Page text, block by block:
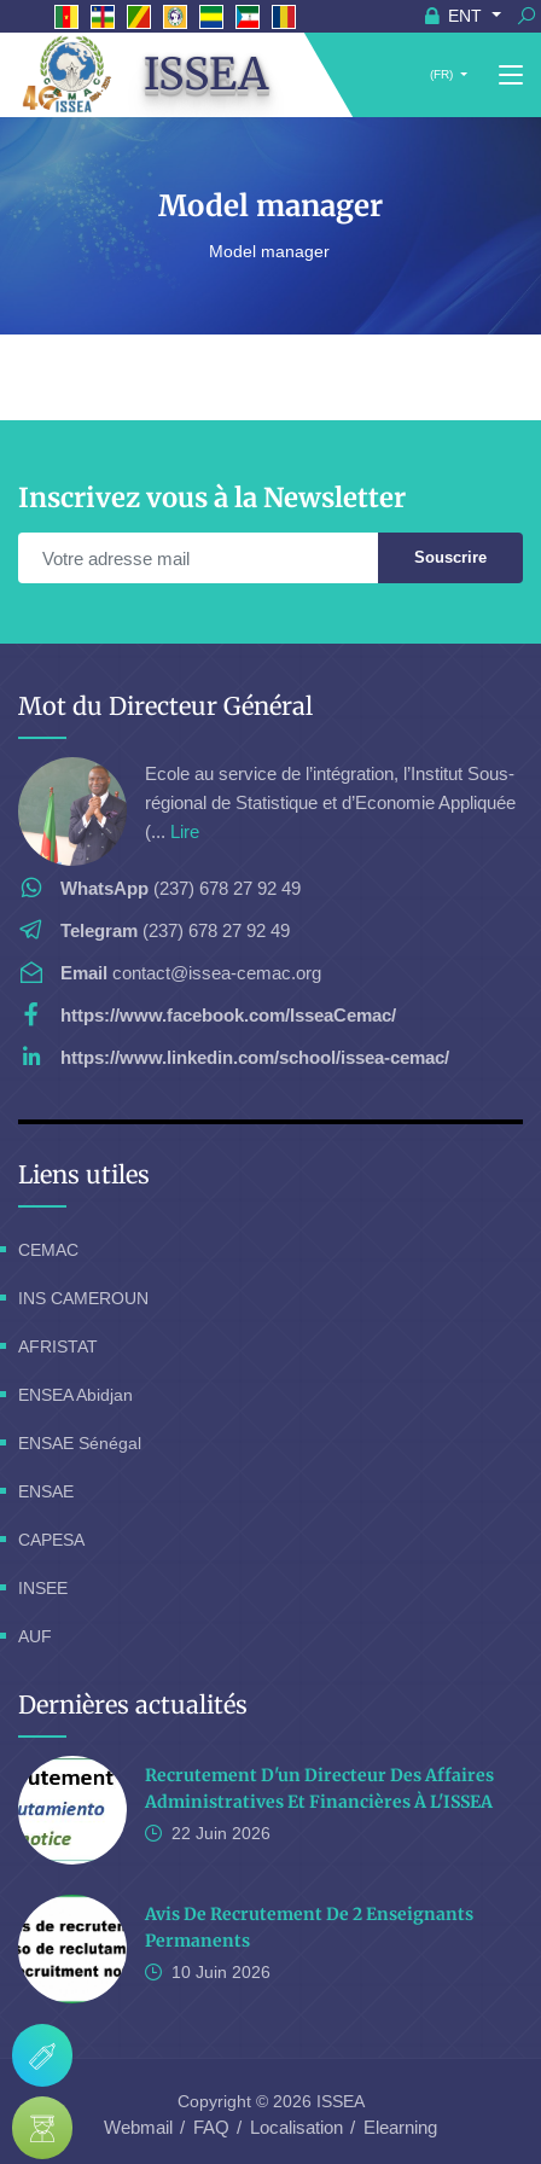
ENT
ISSEA (FR)
Model manager
Model manager
Inscrivez vous à la Newsletter
Souscrire
Mot du Directeur Général
Ecole au service de l’intégration, l’Institut Sous-
régional de Statistique et d’Economie Appliquée
(... Lire
WhatsApp (237) 678 27 92 49
Telegram (237) 678 27 92 49
Email contact@issea-cemac.org
https://www.facebook.com/IsseaCemac/
https://www.linkedin.com/school/issea-cemac/
Liens utiles
CEMAC
INS CAMEROUN
AFRISTAT
ENSEA Abidjan
ENSAE Sénégal
ENSAE
CAPESA
INSEE
AUF
Dernières actualités
Recrutement D'un Directeur Des Affaires
Administratives Et Financières À L'ISSEA
22 Juin 2026
Avis De Recrutement De 2 Enseignants
Permanents
10 Juin 2026
Copyright © 2026 ISSEA
Webmail FAQ Localisation Elearning